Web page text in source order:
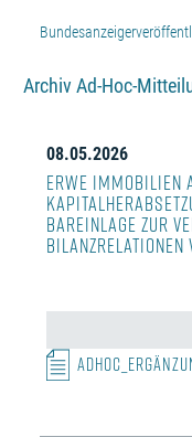
Archiv Ad-Hoc-
08.05.2026
ERWE Immobilien
Bareinlage zur
Bilanzrelationen